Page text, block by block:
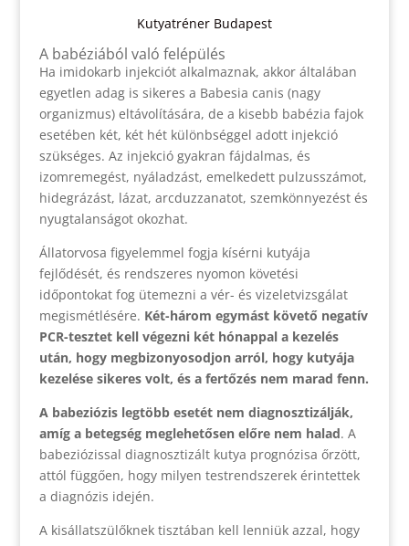
Kutyatréner Budapest
A babéziából való felépülés
Ha imidokarb injekciót alkalmaznak, akkor általában
egyetlen adag is sikeres a Babesia canis (nagy
organizmus) eltávolítására, de a kisebb babézia fajok
esetében két, két hét különbséggel adott injekció
szükséges. Az injekció gyakran fájdalmas, és
izomremegést, nyáladzást, emelkedett pulzusszámot,
hidegrázást, lázat, arcduzzanatot, szemkönnyezést és
nyugtalanságot okozhat.
Állatorvosa figyelemmel fogja kísérni kutyája
fejlődését, és rendszeres nyomon követési
időpontokat fog ütemezni a vér- és vizeletvizsgálat
megismétlésére. Két-három egymást követő negatív
PCR-tesztet kell végezni két hónappal a kezelés
után, hogy megbizonyosodjon arról, hogy kutyája
kezelése sikeres volt, és a fertőzés nem marad fenn.
A babeziózis legtöbb esetét nem diagnosztizálják,
amíg a betegség meglehetősen előre nem halad. A
babeziózissal diagnosztizált kutya prognózisa őrzött,
attól függően, hogy milyen testrendszerek érintettek
a diagnózis idején.
A kisállatszülőknek tisztában kell lenniük azzal, hogy